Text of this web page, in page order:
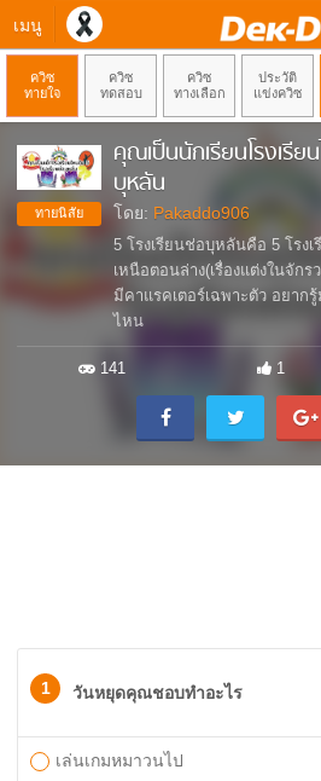
เมนู
ควิซ
ทายใจ
ควิซ
ทดสอบ
ควิซ
ทางเลือก
ประวัติ
แข่งควิซ
ทายนิสัย
คุณเป็นนักเรียนโรงเรีย
บุหลัน
โดย: Pakaddo906
5 โรงเรียนช่อบุหลันคือ 5 โรง
เหนือตอนล่าง(เรื่องแต่งในจักร
มีคาแรคเตอร์เฉพาะตัว อยาก
ไหน
141 1
1 วันหยุดคุณชอบทำอะไร
เล่นเกมหมาวนไป